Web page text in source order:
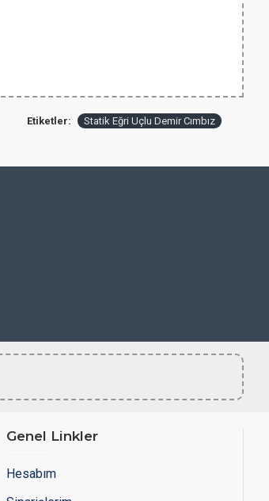
Etiketler: Statik Eğri Uçlu Demir Cımbız
Genel Linkler
Hesabım